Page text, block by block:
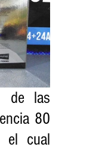
de las
80
el cual